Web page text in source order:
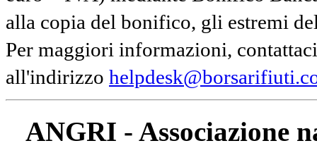
alla copia del bonifico, gli estremi
Per maggiori informazioni,
all'indirizzo
ANGRI - Associazione